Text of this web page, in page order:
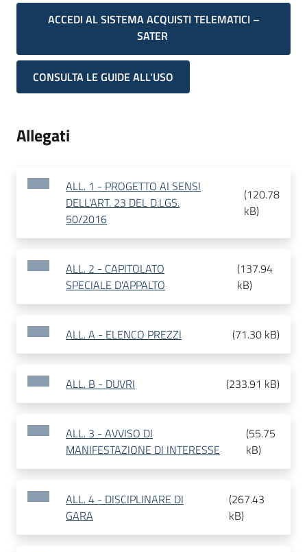
ACCEDI AL SISTEMA ACQUISTI TELEMATICI –
SATER
CONSULTA LE GUIDE ALL'USO
Allegati
ALL. 1 - PROGETTO AI SENSI
DELL'ART. 23 DEL D.LGS.
50/2016
(120.78
kB)
ALL. 2 - CAPITOLATO
SPECIALE D'APPALTO
(137.94
kB)
ALL. A - ELENCO PREZZI (71.30 kB)
ALL. B - DUVRI (233.91 kB)
ALL. 3 - AVVISO DI
MANIFESTAZIONE DI INTERESSE
(55.75
kB)
ALL. 4 - DISCIPLINARE DI
GARA
(267.43
kB)